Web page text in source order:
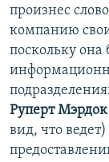
произнес
компанию
поскольку она
Руперт Мэрдок
вид, что